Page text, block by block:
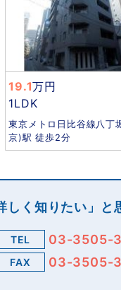
19.1万円
1LDK
東京メトロ日比谷線八丁
京)駅 徒歩2分
しく知りたい」と
TEL 03-3505-
FAX 03-3505-